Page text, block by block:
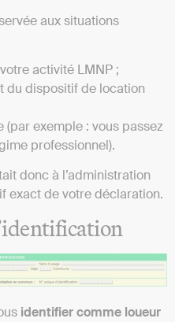
aux situations
activité LMNP ;
du dispositif de location
(par exemple : vous passez
professionnel).
donc à l’administration
exact de votre déclaration.
identifier comme loueur